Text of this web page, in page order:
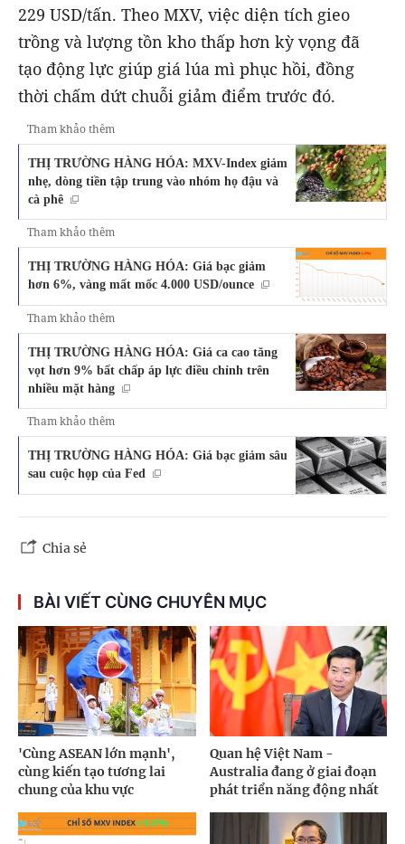
229 USD/tấn. Theo MXV, việc diện tích gieo
trồng và lượng tồn kho thấp hơn kỳ vọng đã
tạo động lực giúp giá lúa mì phục hồi, đồng
thời chấm dứt chuỗi giảm điểm trước đó.
Tham khảo thêm
THỊ TRƯỜNG HÀNG HÓA: MXV-Index giảm
nhẹ, dòng tiền tập trung vào nhóm họ đậu và
cà phê
Tham khảo thêm
THỊ TRƯỜNG HÀNG HÓA: Giá bạc giảm
hơn 6%, vàng mất mốc 4.000 USD/ounce
Tham khảo thêm
THỊ TRƯỜNG HÀNG HÓA: Giá ca cao tăng
vọt hơn 9% bất chấp áp lực điều chỉnh trên
nhiều mặt hàng
Tham khảo thêm
THỊ TRƯỜNG HÀNG HÓA: Giá bạc giảm sâu
sau cuộc họp của Fed
Chia sẻ
BÀI VIẾT CÙNG CHUYÊN MỤC
'Cùng ASEAN lớn mạnh',
cùng kiến tạo tương lai
chung của khu vực
Quan hệ Việt Nam -
Australia đang ở giai đoạn
phát triển năng động nhất